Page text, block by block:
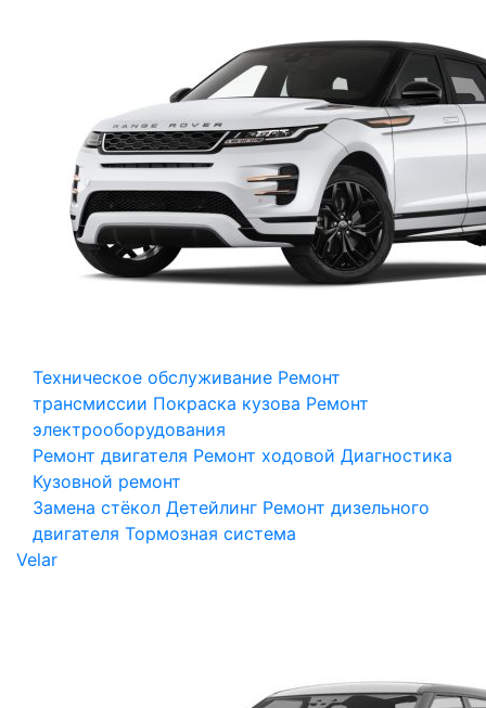
Техническое обслуживание Ремонт
трансмиссии Покраска кузова Ремонт
электрооборудования
Ремонт двигателя Ремонт ходовой Диагностика
Кузовной ремонт
Замена стёкол Детейлинг Ремонт дизельного
двигателя Тормозная система
Velar